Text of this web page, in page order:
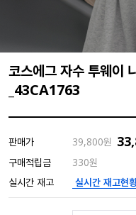
코스에그 자수 투웨이
_43CA1763
판매가 39,800원
구매적립금
330원
실시간 재고
실시간 재고현